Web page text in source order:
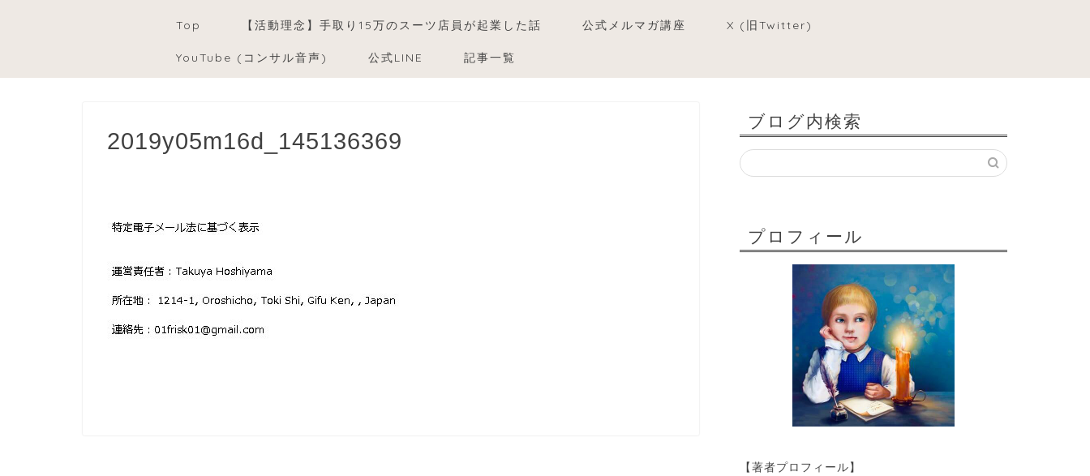
Top 【活動理念】手取り15万のスーツ店員が起業した話 公式メルマガ講座 X (旧Twitter)
YouTube (コンサル音声) 公式LINE 記事一覧
2019y05m16d_145136369
ブログ内検索
プロフィール
【著者プロフィール】